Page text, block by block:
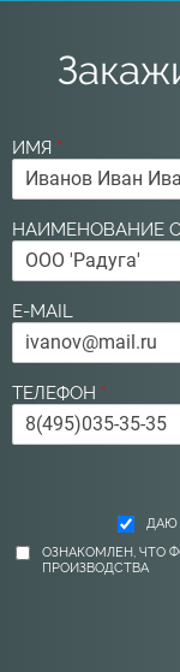
ИМЯ *
НАИМЕНОВАНИЕ
E-MAIL
ТЕЛЕФОН *
ДАЮ
ОЗНАКОМЛЕН, ЧТО
ПРОИЗВОДСТВА